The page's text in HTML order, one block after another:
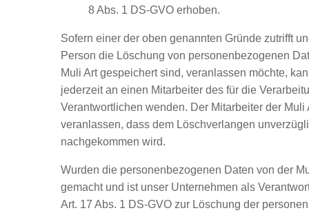
8 Abs. 1 DS-GVO erhoben.
Sofern einer der oben genannten Gründe zutrifft
Person die Löschung von personenbezogenen
Muli Art gespeichert sind, veranlassen möchte,
jederzeit an einen Mitarbeiter des für die
Verantwortlichen wenden. Der Mitarbeiter der Muli
veranlassen, dass dem Löschverlangen
nachgekommen wird.
Wurden die personenbezogenen Daten von der
gemacht und ist unser Unternehmen als
Art. 17 Abs. 1 DS-GVO zur Löschung der